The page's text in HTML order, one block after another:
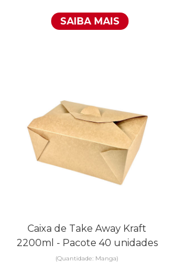
SAIBA MAIS
Caixa de Take Away Kraft
2200ml - Pacote 40 unidades
(Quantidade: Manga)